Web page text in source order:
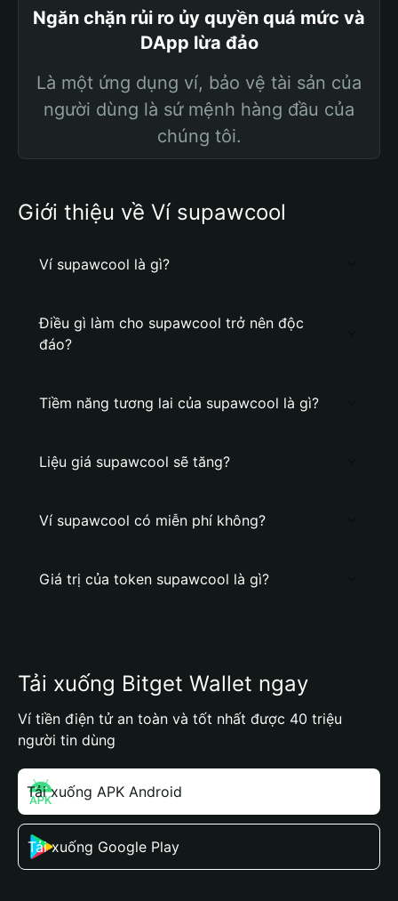
Ngăn chặn rủi ro ủy quyền quá mức và
DApp lừa đảo
Là một ứng dụng ví, bảo vệ tài sản của
người dùng là sứ mệnh hàng đầu của
chúng tôi.
Giới thiệu về Ví supawcool
Ví supawcool là gì?
Điều gì làm cho supawcool trở nên độc
đáo?
Tiềm năng tương lai của supawcool là gì?
Liệu giá supawcool sẽ tăng?
Ví supawcool có miễn phí không?
Giá trị của token supawcool là gì?
Tải xuống Bitget Wallet ngay
Ví tiền điện tử an toàn và tốt nhất được 40 triệu
người tin dùng
Tải xuống APK Android
Tải xuống Google Play